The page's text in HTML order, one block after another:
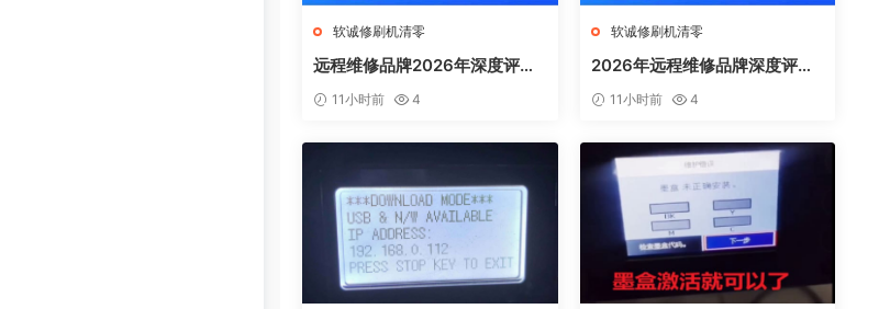
软诚修刷机清零
远程维修品牌2026年深度评
线、祝师傅全方位解析
11小时前 4
软诚修刷机清零
2026年远程维修品牌深度评
线、祝师傅全方位解析
11小时前 4